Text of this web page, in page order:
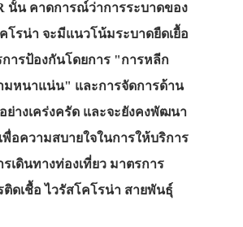
นั้น คาดการณ์ว่าการระบาดของ
โรน่า จะมีแนวโน้มระบาดยืดเยื้อ
การป้องกันโดยการ "การหลีก
ามหนาแน่น" และการจัดการด้าน
ย่างเคร่งครัด และจะยังคงพัฒนา
พื่อความสบายใจในการให้บริการ
เดินทางท่องเที่ยว มาตรการ
ติดเชื้อ ไวรัสโคโรน่า สายพันธุ์